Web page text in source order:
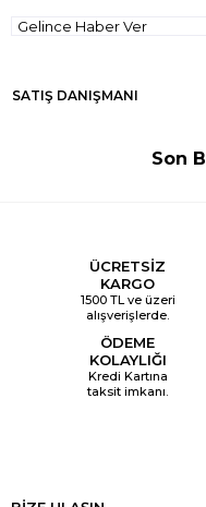
Gelince Haber Ver
SATIŞ DANIŞMANI
Son
ÜCRETSİZ
KARGO
1500 TL ve üzeri
alışverişlerde.
ÖDEME
KOLAYLIĞI
Kredi Kartına
taksit imkanı.